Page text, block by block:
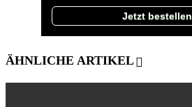
Jetzt bestellen
ÄHNLICHE ARTIKEL